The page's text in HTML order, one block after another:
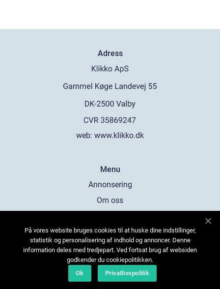
Adress
web: www.klikko.dk
Menu
Annonsering
Om oss
Kontakta oss
Sitemap
På vores website bruges cookies til at huske dine indstillinger,
statistik og personalisering af indhold og annoncer. Denne
information deles med tredjepart. Ved fortsat brug af websiden
godkender du cookiepolitikken.
Ok
Privatlivspolitik